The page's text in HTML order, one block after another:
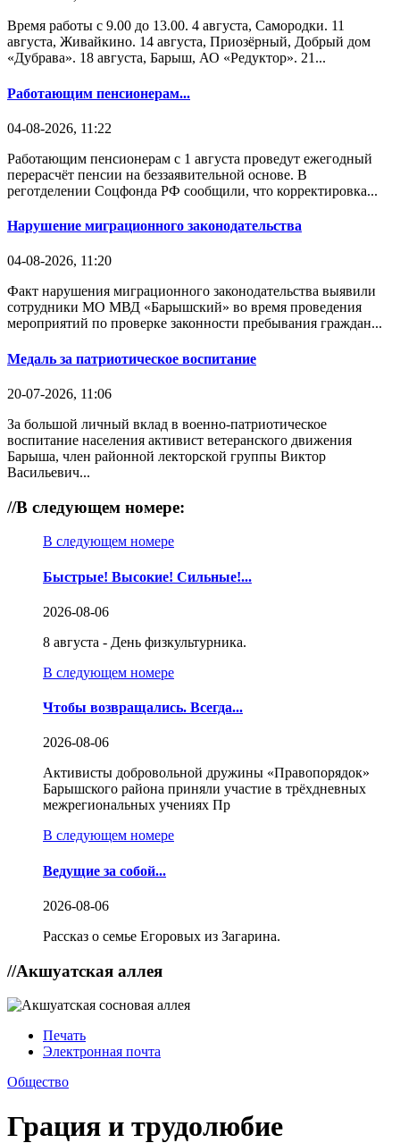
Время работы с 9.00 до 13.00. 4 августа, Самородки. 11
августа, Живайкино. 14 августа, Приозёрный, Добрый дом
«Дубрава». 18 августа, Барыш, АО «Редуктор». 21...
Работающим пенсионерам...
04-08-2026, 11:22
Работающим пенсионерам с 1 августа проведут ежегодный
перерасчёт пенсии на беззаявительной основе. В
реготделении Соцфонда РФ сообщили, что корректировка...
Нарушение миграционного законодательства
04-08-2026, 11:20
Факт нарушения миграционного законодательства выявили
сотрудники МО МВД «Барышский» во время проведения
мероприятий по проверке законности пребывания граждан...
Медаль за патриотическое воспитание
20-07-2026, 11:06
За большой личный вклад в военно-патриотическое
воспитание населения активист ветеранского движения
Барыша, член районной лекторской группы Виктор
Васильевич...
//В следующем номере:
В следующем номере
Быстрые! Высокие! Сильные!...
2026-08-06
8 августа - День физкультурника.
В следующем номере
Чтобы возвращались. Всегда...
2026-08-06
Активисты добровольной дружины «Правопорядок»
Барышского района приняли участие в трёхдневных
межрегиональных учениях Пр
В следующем номере
Ведущие за собой...
2026-08-06
Рассказ о семье Егоровых из Загарина.
//Акшуатская аллея
Печать
Электронная почта
Общество
Грация и трудолюбие